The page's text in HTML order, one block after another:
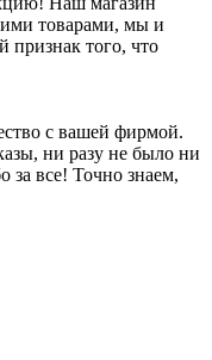
товарами, мы и
признак того, что
с вашей фирмой.
ни разу не было ни
за все! Точно знаем,